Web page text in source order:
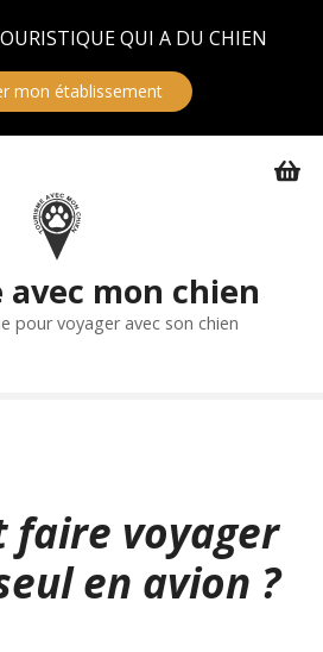
QUI A DU CHIEN
mon établissement
mon chien
pour voyager avec son chien
faire voyager
en avion ?